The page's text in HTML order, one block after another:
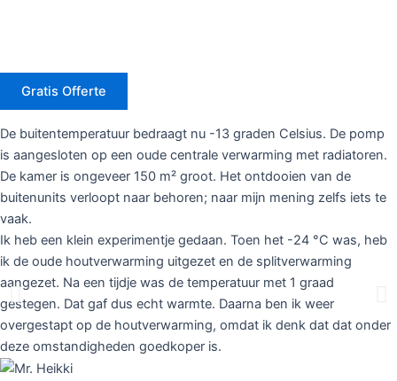
Gratis Offerte
De buitentemperatuur bedraagt nu -13 graden Celsius. De pomp
is aangesloten op een oude centrale verwarming met radiatoren.
De kamer is ongeveer 150 m² groot. Het ontdooien van de
buitenunits verloopt naar behoren; naar mijn mening zelfs iets te
vaak.
Ik heb een klein experimentje gedaan. Toen het -24 °C was, heb
ik de oude houtverwarming uitgezet en de splitverwarming
aangezet. Na een tijdje was de temperatuur met 1 graad
gestegen. Dat gaf dus echt warmte. Daarna ben ik weer
overgestapt op de houtverwarming, omdat ik denk dat dat onder
deze omstandigheden goedkoper is.